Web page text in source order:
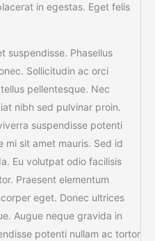
in egestas. Eget felis
suspendisse. Phasellus
Sollicitudin ac orci
pellentesque. Nec
nibh sed pulvinar proin.
suspendisse potenti
mi sit amet mauris. Sed id
Eu volutpat odio facilisis
Praesent elementum
eget. Donec ultrices
Augue neque gravida in
potenti nullam ac tortor